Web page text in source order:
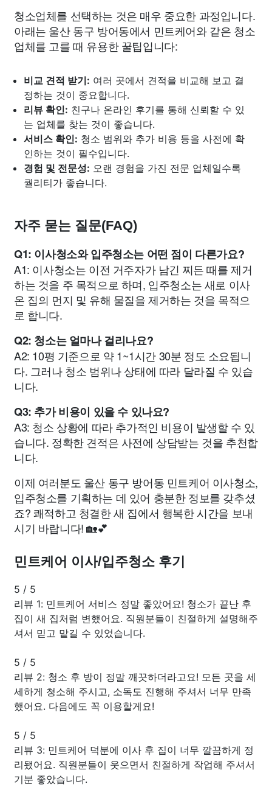
청소업체를 선택하는 것은 매우 중요한 과정입니다.
아래는 울산 동구 방어동에서 민트케어와 같은 청소
업체를 고를 때 유용한 꿀팁입니다:
비교 견적 받기: 여러 곳에서 견적을 비교해 보고 결
정하는 것이 중요합니다.
리뷰 확인: 친구나 온라인 후기를 통해 신뢰할 수 있
는 업체를 찾는 것이 좋습니다.
서비스 확인: 청소 범위와 추가 비용 등을 사전에 확
인하는 것이 필수입니다.
경험 및 전문성: 오랜 경험을 가진 전문 업체일수록
퀄리티가 좋습니다.
자주 묻는 질문(FAQ)
Q1: 이사청소와 입주청소는 어떤 점이 다른가요?
A1: 이사청소는 이전 거주자가 남긴 찌든 때를 제거
하는 것을 주 목적으로 하며, 입주청소는 새로 이사
온 집의 먼지 및 유해 물질을 제거하는 것을 목적으
로 합니다.
Q2: 청소는 얼마나 걸리나요?
A2: 10평 기준으로 약 1~1시간 30분 정도 소요됩니
다. 그러나 청소 범위나 상태에 따라 달라질 수 있습
니다.
Q3: 추가 비용이 있을 수 있나요?
A3: 청소 상황에 따라 추가적인 비용이 발생할 수 있
습니다. 정확한 견적은 사전에 상담받는 것을 추천합
니다.
이제 여러분도 울산 동구 방어동 민트케어 이사청소,
입주청소를 기획하는 데 있어 충분한 정보를 갖추셨
죠? 쾌적하고 청결한 새 집에서 행복한 시간을 보내
시기 바랍니다! 🏡💕
민트케어 이사/입주청소 후기
5 / 5
리뷰 1: 민트케어 서비스 정말 좋았어요! 청소가 끝난 후
집이 새 집처럼 변했어요. 직원분들이 친절하게 설명해주
셔서 믿고 맡길 수 있었습니다.
5 / 5
리뷰 2: 청소 후 방이 정말 깨끗하더라고요! 모든 곳을 세
세하게 청소해 주시고, 소독도 진행해 주셔서 너무 만족
했어요. 다음에도 꼭 이용할게요!
5 / 5
리뷰 3: 민트케어 덕분에 이사 후 집이 너무 깔끔하게 정
리됐어요. 직원분들이 웃으면서 친절하게 작업해 주셔서
기분 좋았습니다.